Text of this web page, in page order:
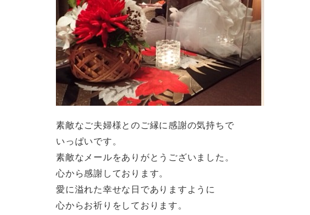
素敵なご夫婦様とのご縁に感謝の気持ちで
いっぱいです。
素敵なメールをありがとうございました。
心から感謝しております。
愛に溢れた幸せな日でありますように
心からお祈りをしております。